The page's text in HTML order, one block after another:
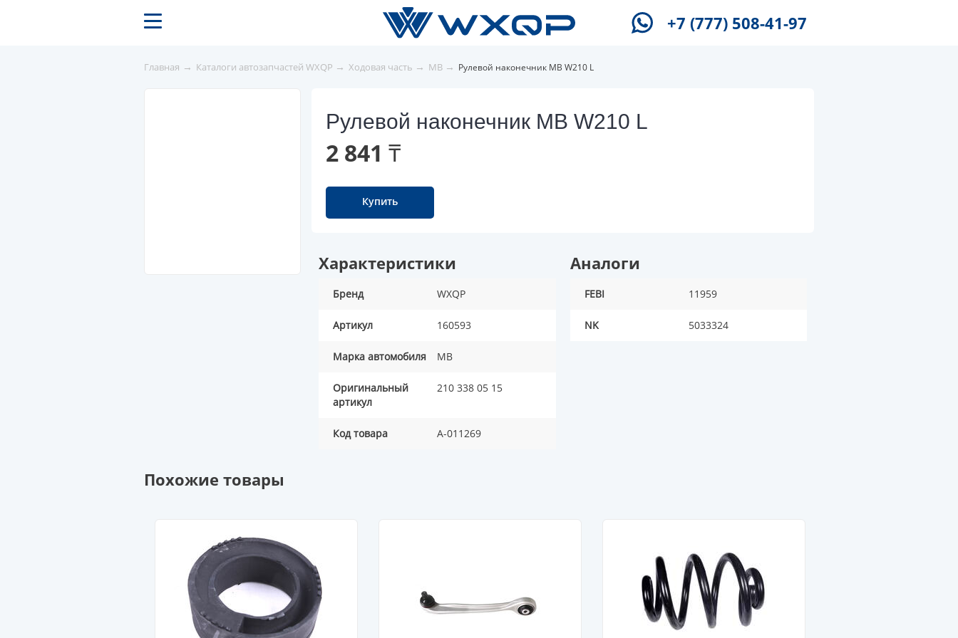
+7 (777) 508-41-97
Главная → Каталоги автозапчастей WXQP → Ходовая часть → MB → Рулевой наконечник MB W210 L
Рулевой наконечник MB W210 L
2 841 ₸
Купить
Характеристики
Бренд WXQP
Артикул 160593
Марка автомобиля MB
Оригинальный
артикул
210 338 05 15
Код товара A-011269
Аналоги
FEBI 11959
NK 5033324
Похожие товары